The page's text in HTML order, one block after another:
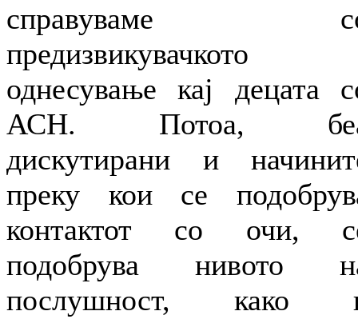
справуваме
предизвикувачкото
однесување кај децата
АСН. Потоа,
дискутирани и
преку кои се
контактот со очи,
подобрува нивото
послушност, како